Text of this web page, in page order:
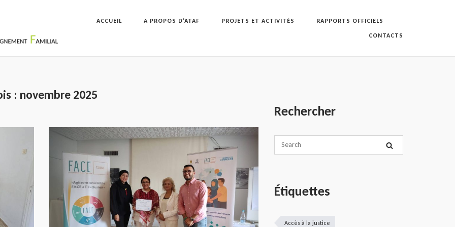
ACCUEIL A PROPOS D’ATAF PROJETS ET ACTIVITÉS RAPPORTS OFFICIELS
CONTACTS
: novembre 2025
Rechercher
Étiquettes
Accès à la justice